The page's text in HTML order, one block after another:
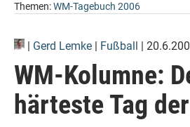
Themen:WM-Tagebuch 2006
| Gerd Lemke | Fußball |
WM-Kolumne:
härteste Tag